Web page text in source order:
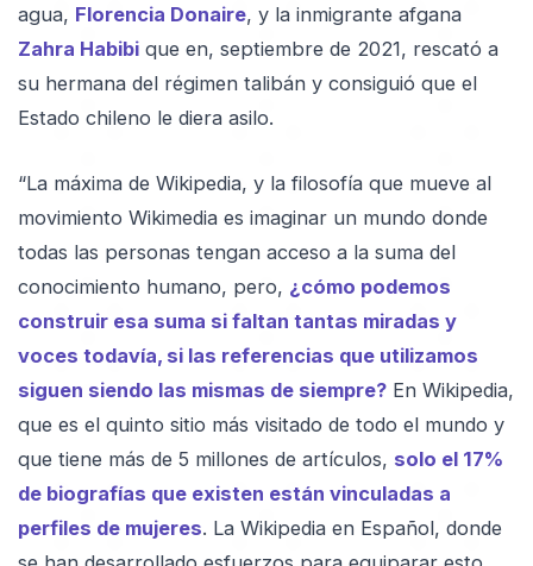
agua, Florencia Donaire, y la inmigrante afgana
Zahra Habibique en, septiembre de 2021, rescató a
su hermana del régimen talibán y consiguió que el
Estado chileno le diera asilo.
“La máxima de Wikipedia, y la filosofía que mueve al
movimiento Wikimedia es imaginar un mundo donde
todas las personas tengan acceso a la suma del
conocimiento humano, pero, ¿cómo podemos
construir esa suma si faltan tantas miradas y
voces todavía, si las referencias que utilizamos
siguen siendo las mismas de siempre?En Wikipedia,
que es el quinto sitio más visitado de todo el mundo y
que tiene más de 5 millones de artículos, solo el 17%
de biografías que existen están vinculadas a
perfiles de mujeres. La Wikipedia en Español, donde